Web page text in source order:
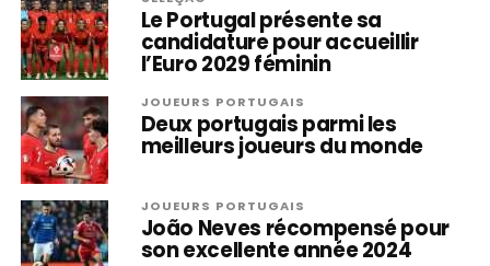
Le Portugal présente sa
candidature pour accueillir
l’Euro 2029 féminin
JOUEURS PORTUGAIS
Deux portugais parmi les
meilleurs joueurs du monde
JOUEURS PORTUGAIS
João Neves récompensé pour
son excellente année 2024